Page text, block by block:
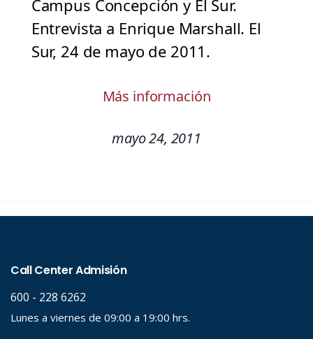
Campus Concepción y El Sur.
Entrevista a Enrique Marshall. El
Sur, 24 de mayo de 2011.
Más información
mayo 24, 2011